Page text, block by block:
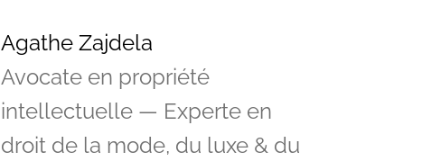
Agathe Zajdela
Avocate en propriété
intellectuelle — Experte en
droit de la mode, du luxe & du